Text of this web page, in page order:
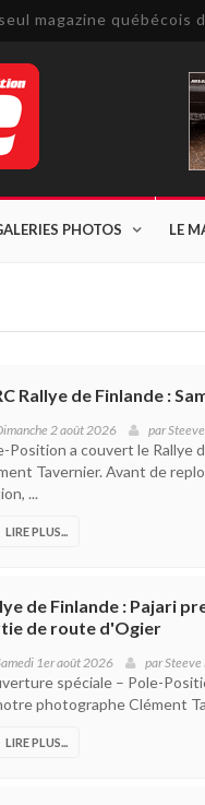
magazine québécois
PHOTOS LE
Rallye de Finlande :
2 août 2026 par
Position a couvert le Rallye
Tavernier. Avant de
...
LIRE PLUS...
de Finlande : Pajari
de route d'Ogier
1er août 2026 parSteeve
spéciale – Pole-
photographe Clément
LIRE PLUS...